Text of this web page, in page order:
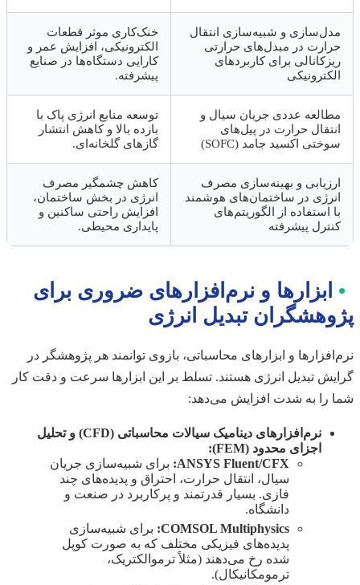
مدل‌سازی و شبیه‌سازی انتقال
حرارت در مبدل‌های حرارتی
ریزکانالی برای کاربردهای
الکترونیکی
خنک‌کاری موثر قطعات
الکترونیکی، افزایش عمر و
کارایی دستگاه‌ها در صنایع
پیشرفته.
مطالعه عددی جریان سیال و
انتقال حرارت در پیل‌های
سوختی اکسید جامد (SOFC)
توسعه منابع انرژی پاک با
بازده بالا و کاهش انتشار
گازهای گلخانه‌ای.
ارزیابی و بهینه‌سازی مصرف
انرژی در ساختمان‌های هوشمند
با استفاده از الگوریتم‌های
کنترل پیشرفته
کاهش چشمگیر مصرف
انرژی در بخش ساختمان،
افزایش راحتی ساکنین و
پایداری محیطی.
• ابزارها و نرم‌افزارهای ضروری برای
پژوهشگران تبدیل انرژی
نرم‌افزارها و ابزارهای محاسباتی، بازوی توانمند هر پژوهشگر در
گرایش تبدیل انرژی هستند. تسلط بر این ابزارها سرعت و دقت کار
شما را به شدت افزایش می‌دهد:
نرم‌افزارهای دینامیک سیالات محاسباتی (CFD) و تحلیل
اجزای محدود (FEM):
ANSYS Fluent/CFX:
برای شبیه‌سازی جریان
سیال، انتقال حرارت، احتراق و پدیده‌های چند
فازی. بسیار قدرتمند و پرکاربرد در صنعت و
دانشگاه.
COMSOL Multiphysics: برای شبیه‌سازی
پدیده‌های فیزیکی مختلف که به صورت کوپل
شده رخ می‌دهند (مثلاً ترموالکتریک،
ترمومکانیکال).